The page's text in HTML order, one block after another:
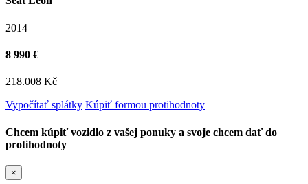
2014
8 990 €
218.008 Kč
Vypočítať splátky Kúpiť formou protihodnoty
Chcem kúpiť vozidlo z vašej ponuky a svoje chcem dať do
protihodnoty
×